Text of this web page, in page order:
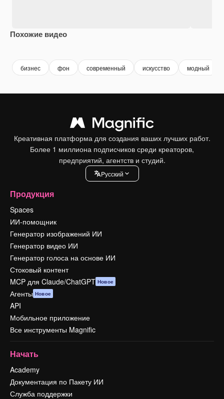
Похожие видео
бизнес фон современный искусство модный
Креативная платформа для создания ваших лучших работ.
Более 1 миллиона подписчиков среди креаторов,
предприятий, агентств и студий.
Pусский
Продукция
Spaces
ИИ-помощник
Генератор изображений ИИ
Генератор видео ИИ
Генератор голоса на основе ИИ
Стоковый контент
MCP для Claude/ChatGPT Новое
Агенты Новое
API
Мобильное приложение
Все инструменты Magnific
Начать
Academy
Документация по Пакету ИИ
Служба поддержки